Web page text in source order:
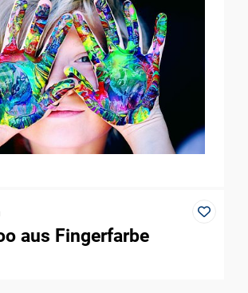
aus Fingerfarbe